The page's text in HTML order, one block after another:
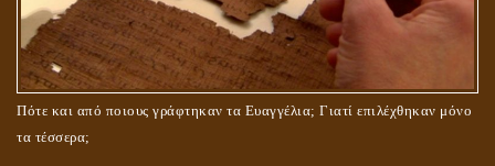
Πότε και από ποιους γράφτηκαν τα Ευαγγέλια; Γιατί επιλέχθηκαν μόνο
τα τέσσερα;
ΤΟ ΣΗΜΕΙΟ ΤΟΥ ΣΤΑΥΡΟΥ